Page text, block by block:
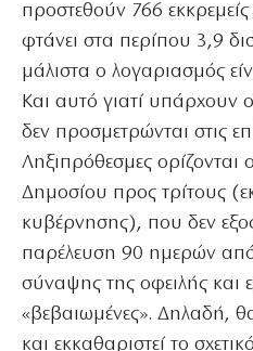
προστεθούν 766
φτάνει στα περίπου 3,9
μάλιστα ο λογαριασμός
Και αυτό γιατί υπάρχουν
δεν προσμετρώνται στις
Ληξιπρόθεσμες ορίζονται
Δημοσίου προς τρίτους
κυβέρνησης), που δεν
παρέλευση 90 ημερών
σύναψης της οφειλής και
«βεβαιωμένες». Δηλαδή,
και εκκαθαριστεί το